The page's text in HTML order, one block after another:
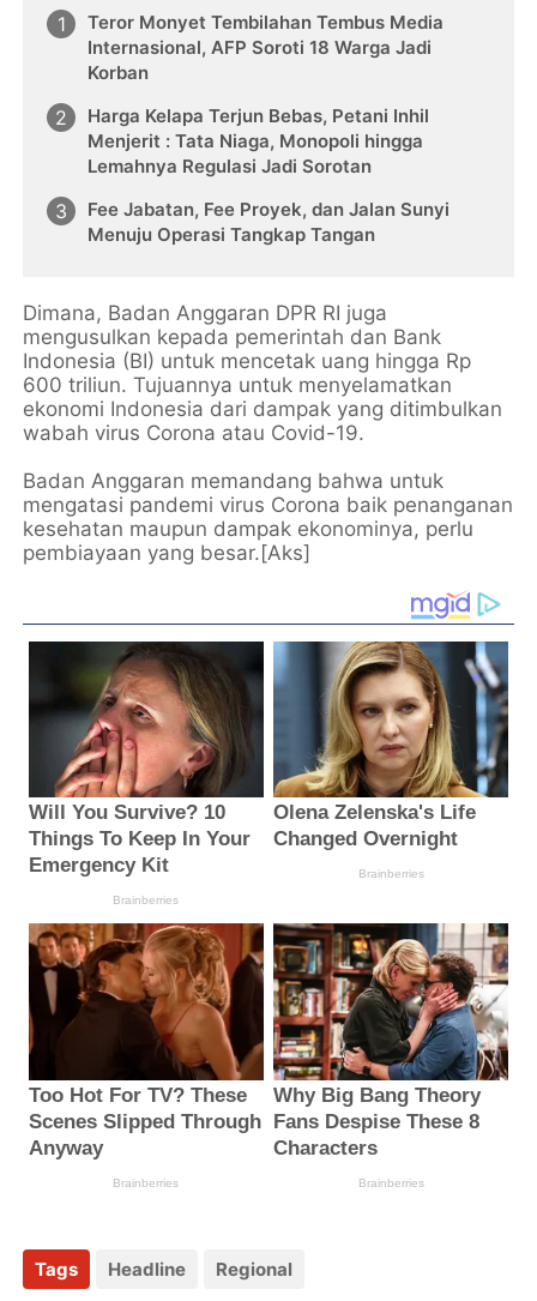
Teror Monyet Tembilahan Tembus Media
Internasional, AFP Soroti 18 Warga Jadi
Korban
Harga Kelapa Terjun Bebas, Petani Inhil
Menjerit : Tata Niaga, Monopoli hingga
Lemahnya Regulasi Jadi Sorotan
Fee Jabatan, Fee Proyek, dan Jalan Sunyi
Menuju Operasi Tangkap Tangan
Dimana, Badan Anggaran DPR RI juga
mengusulkan kepada pemerintah dan Bank
Indonesia (BI) untuk mencetak uang hingga Rp
600 triliun. Tujuannya untuk menyelamatkan
ekonomi Indonesia dari dampak yang ditimbulkan
wabah virus Corona atau Covid-19.
Badan Anggaran memandang bahwa untuk
mengatasi pandemi virus Corona baik penanganan
kesehatan maupun dampak ekonominya, perlu
pembiayaan yang besar.[Aks]
Tags Headline Regional